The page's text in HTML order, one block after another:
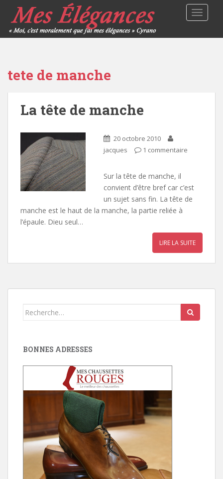
tete de manche
La tête de manche
20 octobre 2010
jacques
1 commentaire
Sur la tête de manche, il
convient d’être bref car c’est
un sujet sans fin. La tête de
manche est le haut de la manche, la partie reliée à
l’épaule. Dieu seul…
LIRE LA SUITE
Search
BONNES ADRESSES